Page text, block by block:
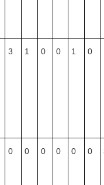
3 1 0 0 1 0
0 0 0 0 0 0